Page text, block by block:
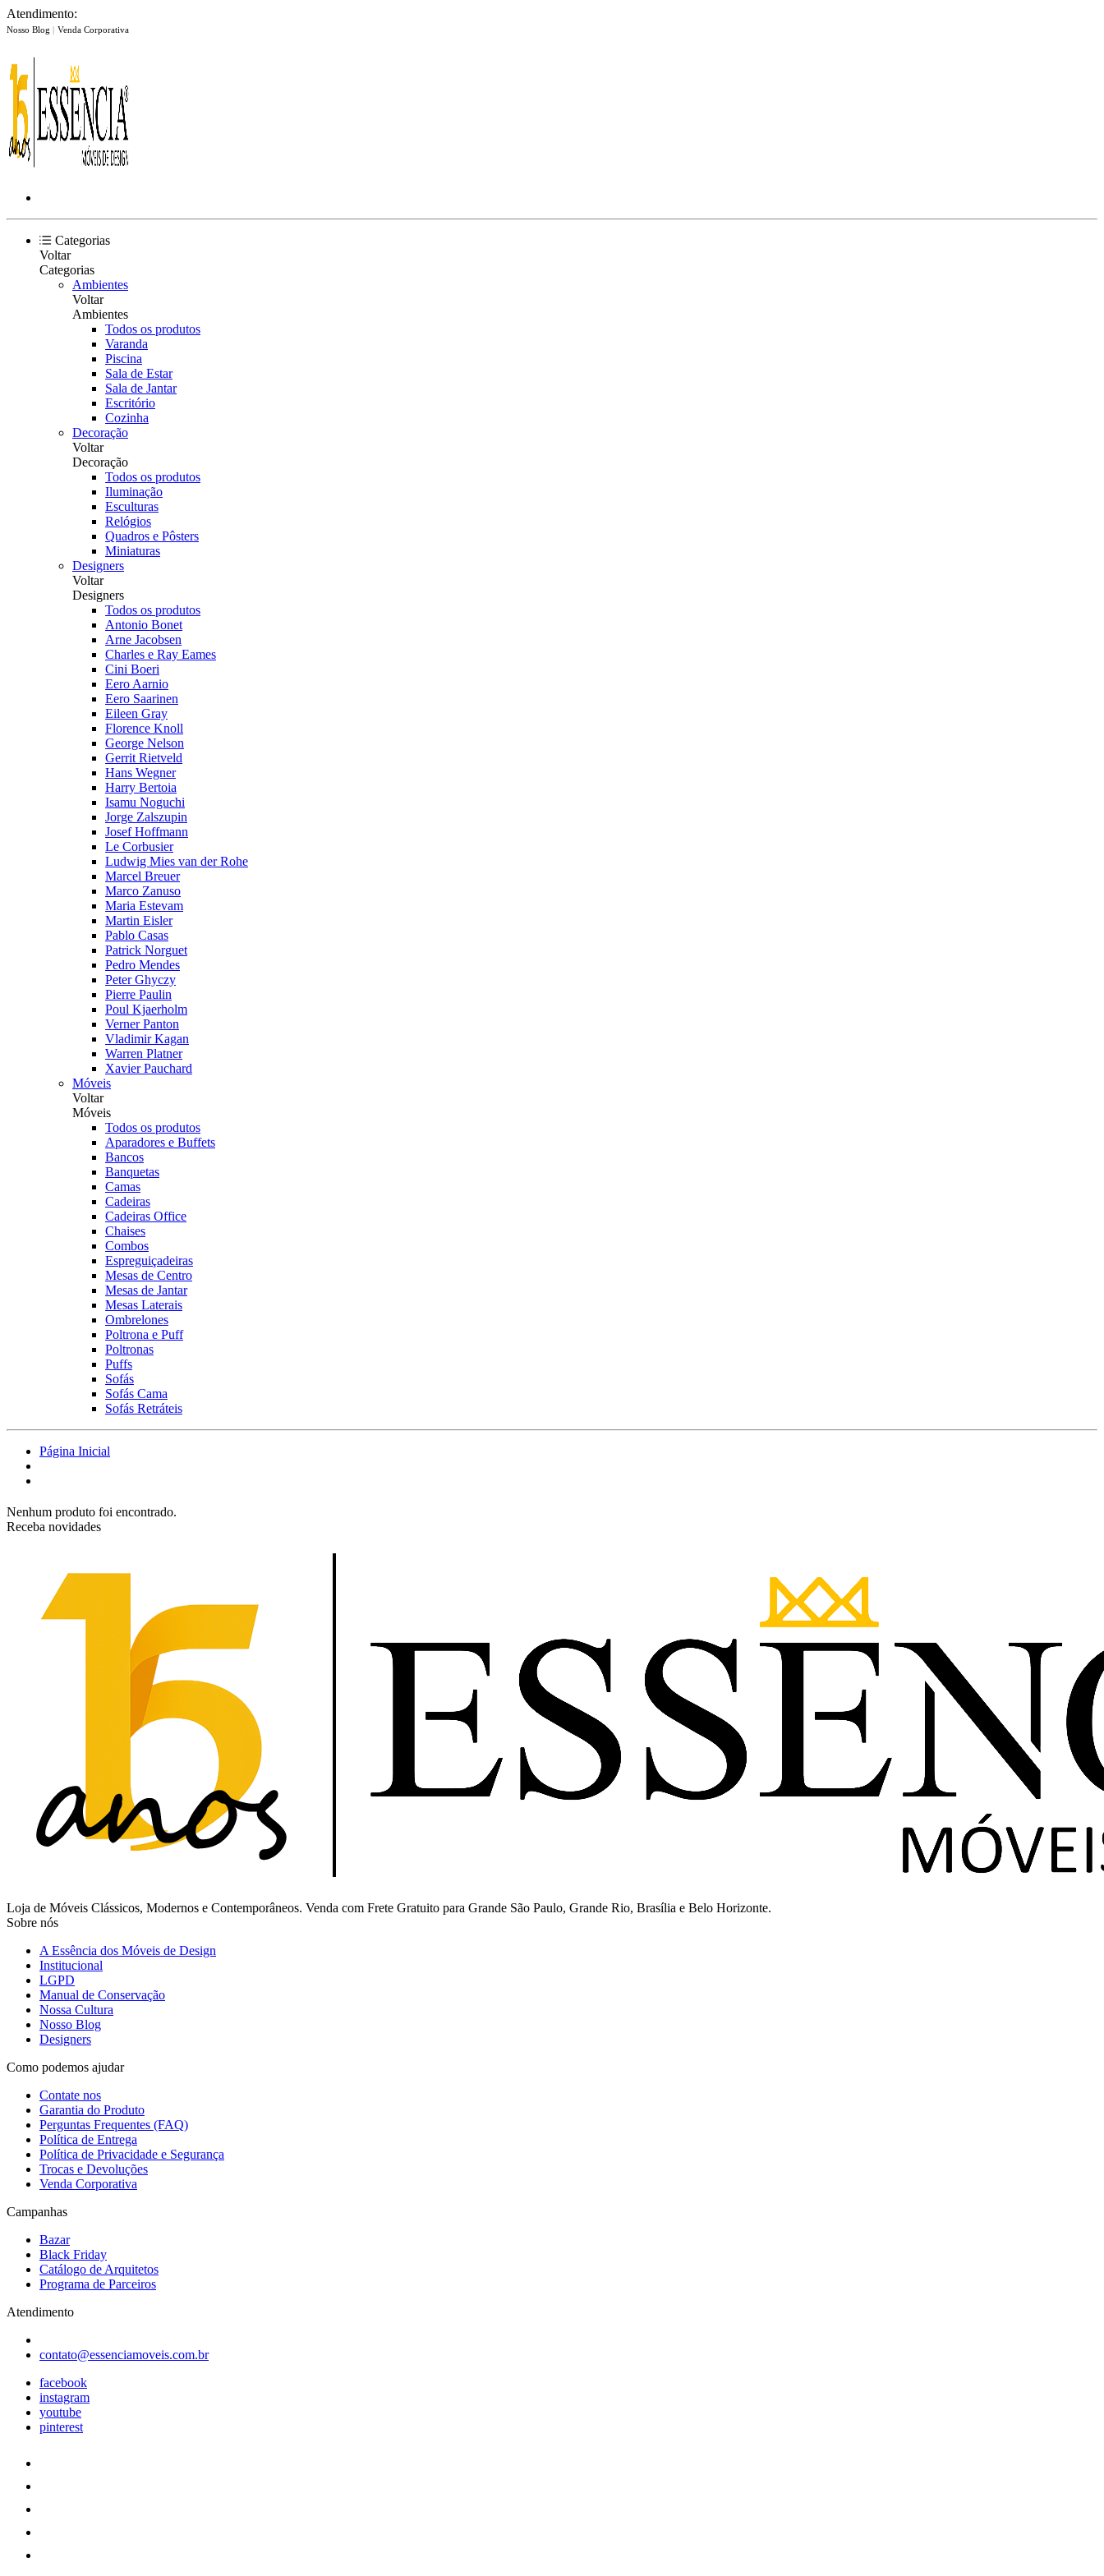
Atendimento:
Nosso Blog | Venda Corporativa
Categorias
Voltar
Categorias
Ambientes
Voltar
Ambientes
Todos os produtos
Varanda
Piscina
Sala de Estar
Sala de Jantar
Escritório
Cozinha
Decoração
Voltar
Decoração
Todos os produtos
Iluminação
Esculturas
Relógios
Quadros e Pôsters
Miniaturas
Designers
Voltar
Designers
Todos os produtos
Antonio Bonet
Arne Jacobsen
Charles e Ray Eames
Cini Boeri
Eero Aarnio
Eero Saarinen
Eileen Gray
Florence Knoll
George Nelson
Gerrit Rietveld
Hans Wegner
Harry Bertoia
Isamu Noguchi
Jorge Zalszupin
Josef Hoffmann
Le Corbusier
Ludwig Mies van der Rohe
Marcel Breuer
Marco Zanuso
Maria Estevam
Martin Eisler
Pablo Casas
Patrick Norguet
Pedro Mendes
Peter Ghyczy
Pierre Paulin
Poul Kjaerholm
Verner Panton
Vladimir Kagan
Warren Platner
Xavier Pauchard
Móveis
Voltar
Móveis
Todos os produtos
Aparadores e Buffets
Bancos
Banquetas
Camas
Cadeiras
Cadeiras Office
Chaises
Combos
Espreguiçadeiras
Mesas de Centro
Mesas de Jantar
Mesas Laterais
Ombrelones
Poltrona e Puff
Poltronas
Puffs
Sofás
Sofás Cama
Sofás Retráteis
Página Inicial
Nenhum produto foi encontrado.
Receba novidades
Loja de Móveis Clássicos, Modernos e Contemporâneos. Venda com Frete Gratuito para Grande São Paulo, Grande Rio, Brasília e Belo Horizonte.
Sobre nós
A Essência dos Móveis de Design
Institucional
LGPD
Manual de Conservação
Nossa Cultura
Nosso Blog
Designers
Como podemos ajudar
Contate nos
Garantia do Produto
Perguntas Frequentes (FAQ)
Política de Entrega
Política de Privacidade e Segurança
Trocas e Devoluções
Venda Corporativa
Campanhas
Bazar
Black Friday
Catálogo de Arquitetos
Programa de Parceiros
Atendimento
contato@essenciamoveis.com.br
facebook
instagram
youtube
pinterest